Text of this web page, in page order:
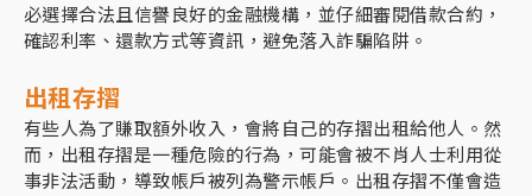
必選擇合法且信譽良好的金融機構，並仔細審閱借款合約，
確認利率、還款方式等資訊，避免落入詐騙陷阱。
出租存摺
有些人為了賺取額外收入，會將自己的存摺出租給他人。然
而，出租存摺是一種危險的行為，可能會被不肖人士利用從
事非法活動，導致帳戶被列為警示帳戶。出租存摺不僅會造